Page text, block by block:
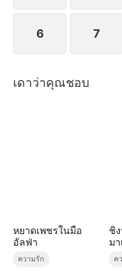
6 7
เดาว่าคุณชอบ
หยาดเพชรในมือ
อัลฟ่า
ความรัก
ชิ
ม
ค